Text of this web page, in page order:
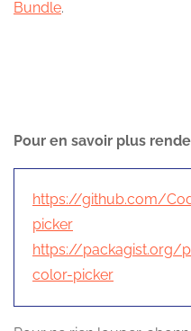
Bundle.
Pour en savoir plus
https://github.com/
picker
https://packagist.org/
color-picker